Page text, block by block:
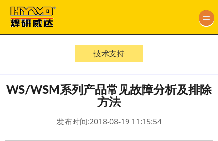
技术支持
WS/WSM系列产品常见故障分析及排除
方法
发布时间:2018-08-19 11:15:54